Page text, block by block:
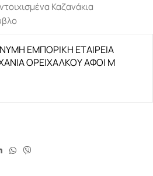
Καζανάκια
ΕΜΠΟΡΙΚΗ ΕΤΑΙΡΕΙΑ
ΟΡΕΙΧΑΛΚΟΥ ΑΦΟΙ Μ